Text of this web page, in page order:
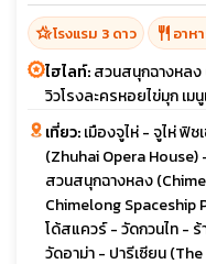
hotel_classโรงแรม 3 ดาว restaurant อาห
ไฮไลท์:สวนสนุกฉางหลง
วิวโรงละครหอยไข่มุก เม
เที่ยว:เมืองจูไห่ - จูไห่ ฟิ
(Zhuhai Opera
สวนสนุกฉางหลง
Chimelong Spaceship
โด้สแควร์ - วัดกวนไท - ร้
วัดอาม่า - ปารีเซียน